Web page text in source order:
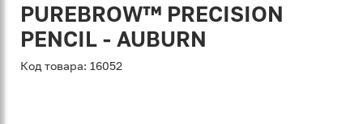
PUREBROW™ PRECISION
PENCIL - AUBURN
Код товара: 16052